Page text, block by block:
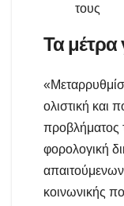
τους
Τα μέτρα
ολιστική και
προβλήματος
φορολογική
κοινωνικής